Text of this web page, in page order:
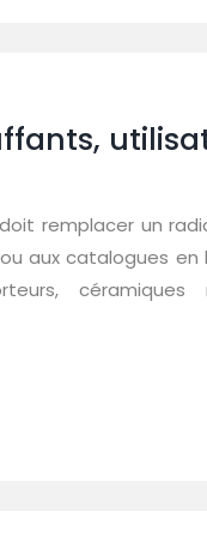
remplacer un
aux catalogues
céramiques